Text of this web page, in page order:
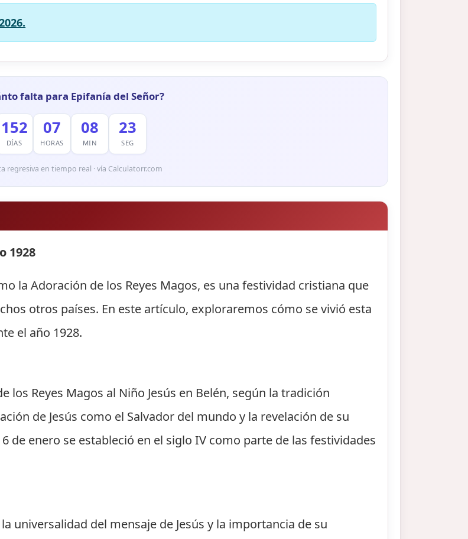
falta para Epifanía del Señor?
152
DÍAS
07
HORAS
08
MIN
22
SEG
regresiva en tiempo real · vía Calculatorr.com
1928
la Adoración de los Reyes Magos, es una festividad cristiana que
otros países. En este artículo, exploraremos cómo se vivió esta
el año 1928.
los Reyes Magos al Niño Jesús en Belén, según la tradición
de Jesús como el Salvador del mundo y la revelación de su
de enero se estableció en el siglo IV como parte de las festividades
universalidad del mensaje de Jesús y la importancia de su